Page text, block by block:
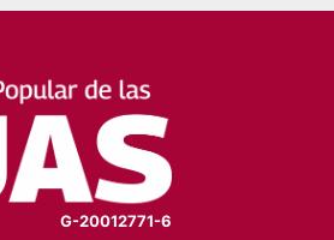
G-20012771-6